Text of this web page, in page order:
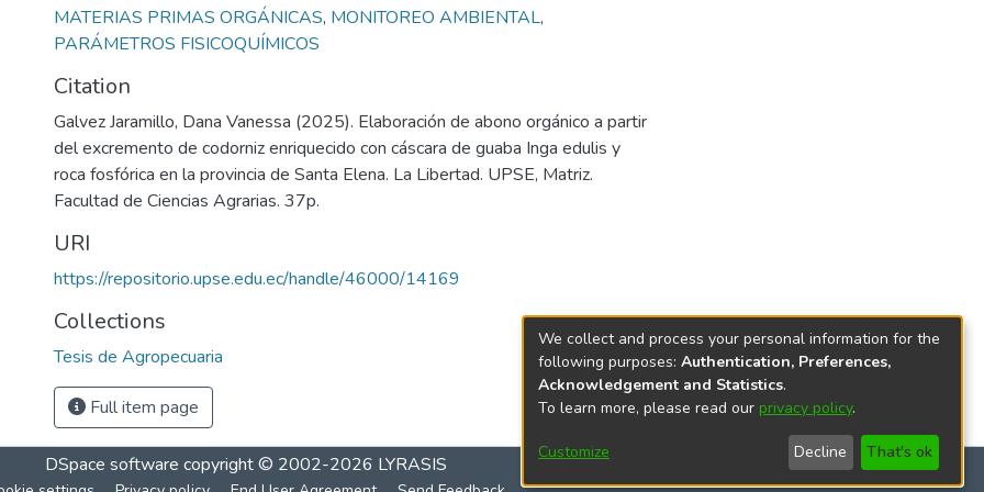
MATERIAS PRIMAS ORGÁNICAS, MONITOREO AMBIENTAL,
PARÁMETROS FISICOQUÍMICOS
Citation
Galvez Jaramillo, Dana Vanessa (2025). Elaboración de abono orgánico a partir
del excremento de codorniz enriquecido con cáscara de guaba Inga edulis y
roca fosfórica en la provincia de Santa Elena. La Libertad. UPSE, Matriz.
Facultad de Ciencias Agrarias. 37p.
URI
https://repositorio.upse.edu.ec/handle/46000/14169
Collections
Tesis de Agropecuaria
Full item page
DSpace software copyright © 2002-2026 LYRASIS
We collect and process your personal information for the
following purposes: Authentication, Preferences,
Acknowledgement and Statistics.
To learn more, please read our privacy policy.
Customize Decline That's ok